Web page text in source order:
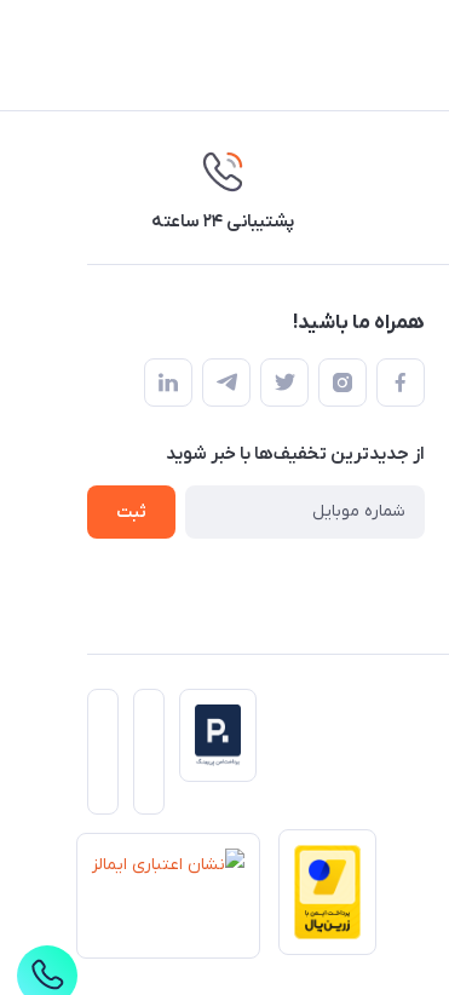
پشتیبانی ۲۴ ساعته
همراه ما باشید!
از جدید‌ترین تخفیف‌ها با‌ خبر شوید
ثبت